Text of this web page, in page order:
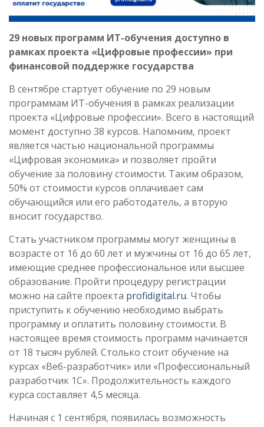
29 новых программ ИТ-обучения доступно в
рамках проекта «Цифровые профессии» при
финансовой поддержке государства
В сентябре стартует обучение по 29 новым
программам ИТ-обучения в рамках реализации
проекта «Цифровые профессии». Всего в настоящий
момент доступно 38 курсов. Напомним, проект
является частью национальной программы
«Цифровая экономика» и позволяет пройти
обучение за половину стоимости. Таким образом,
50% от стоимости курсов оплачивает сам
обучающийся или его работодатель, а вторую
вносит государство.
Стать участником программы могут женщины в
возрасте от 16 до 60 лет и мужчины от 16 до 65 лет,
имеющие среднее профессиональное или высшее
образование. Пройти процедуру регистрации
можно на сайте проекта profidigital.ru. Чтобы
приступить к обучению необходимо выбрать
программу и оплатить половину стоимости. В
настоящее время стоимость программ начинается
от 18 тысяч рублей. Столько стоит обучение на
курсах «Веб-разработчик» или «Профессиональный
разработчик 1С». Продолжительность каждого
курса составляет 4,5 месяца.
Начиная с 1 сентября, появилась возможность